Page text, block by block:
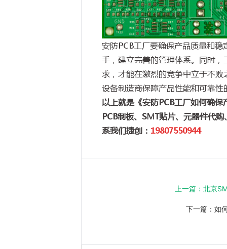
安防PCB工厂要确保产品质量和
手，建立完善的管理体系。同时
求，才能在激烈的竞争中立于不
设备制造商保障产品性能和可靠性
以上就是《安防PCB工厂如何确
PCB制板、SMT贴片、元器件代
系我们捷创： 19807550944
上一篇： 北京
下一篇： 如